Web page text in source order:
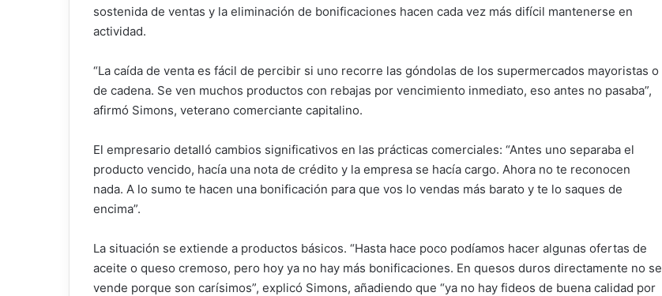
sostenida de ventas y la eliminación de bonificaciones hacen cada vez más difícil mantenerse en
actividad.
“La caída de venta es fácil de percibir si uno recorre las góndolas de los supermercados mayoristas o
de cadena. Se ven muchos productos con rebajas por vencimiento inmediato, eso antes no pasaba”,
afirmó Simons, veterano comerciante capitalino.
El empresario detalló cambios significativos en las prácticas comerciales: “Antes uno separaba el
producto vencido, hacía una nota de crédito y la empresa se hacía cargo. Ahora no te reconocen
nada. A lo sumo te hacen una bonificación para que vos lo vendas más barato y te lo saques de
encima”.
La situación se extiende a productos básicos. “Hasta hace poco podíamos hacer algunas ofertas de
aceite o queso cremoso, pero hoy ya no hay más bonificaciones. En quesos duros directamente no se
vende porque son carísimos”, explicó Simons, añadiendo que “ya no hay fideos de buena calidad por